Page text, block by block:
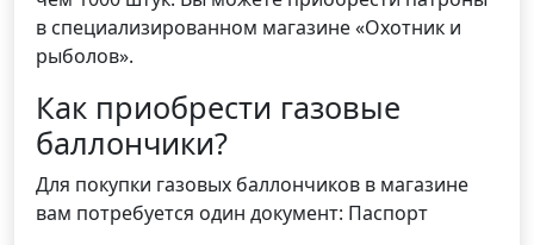
в специализированном магазине «Охотник и
рыболов».
Как приобрести газовые
баллончики?
Для покупки газовых баллончиков в магазине
вам потребуется один документ: Паспорт